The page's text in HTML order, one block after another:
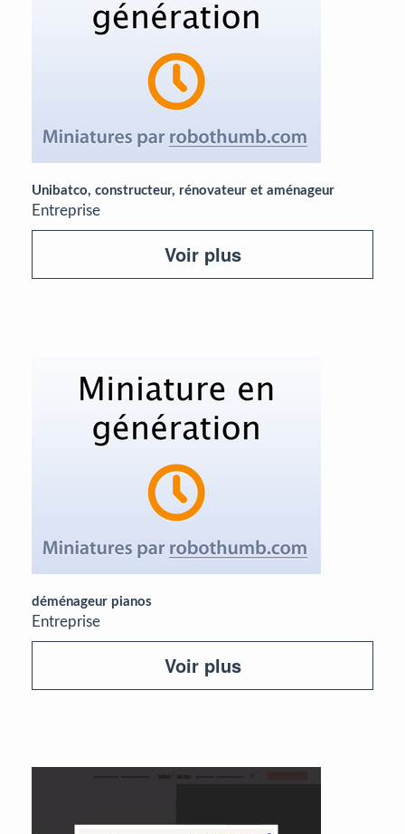
Unibatco, constructeur, rénovateur et aménageur
Entreprise
Voir plus
déménageur pianos
Entreprise
Voir plus